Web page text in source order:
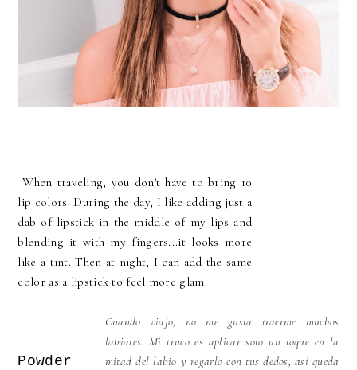
When traveling, you don't have to bring 10
lip colors. During the day, I like adding just a
dab of lipstick in the middle of my lips and
blending it with my fingers...it looks more
like a tint. Then at night, I can add the same
color as a lipstick to feel more glam.
Cuando viajo, no me gusta traerme muchos
labiales. Mi truco es aplicar solo un toque en la
mitad del labio y regarlo con tus dedos, así queda
Powder